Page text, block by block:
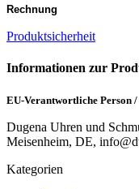
Rechnung
Produktsicherheit
Informationen zur
EU-Verantwortliche Person
Dugena Uhren und
Meisenheim, DE,
Kategorien